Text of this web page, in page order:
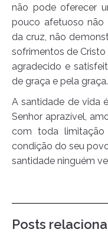
não pode oferecer
pouco afetuoso não
da cruz, não
sofrimentos de
agradecido e
de graça e pela graça.
A santidade de vida
Senhor aprazível,
com toda limitação
condição do seu
santidade ninguém
Posts